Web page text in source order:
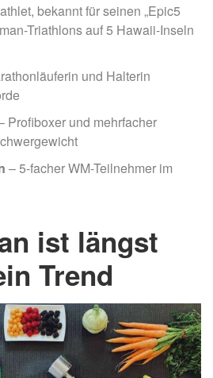
bekannt für seinen „Epic5
Triathlons auf 5 Hawaii-Inseln
und Halterin
Profiboxer und mehrfacher
– 5-facher WM-Teilnehmer im
ist längst
Trend